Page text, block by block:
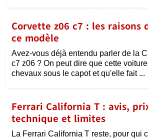
Corvette z06 c7 : les raisons
ce modèle
Avez-vous déjà entendu parler de la
c7 z06 ? On peut dire que cette
chevaux sous le capot et qu'elle fait ...
Ferrari California T : avis,
technique et limites
La Ferrari California T reste, pour qui